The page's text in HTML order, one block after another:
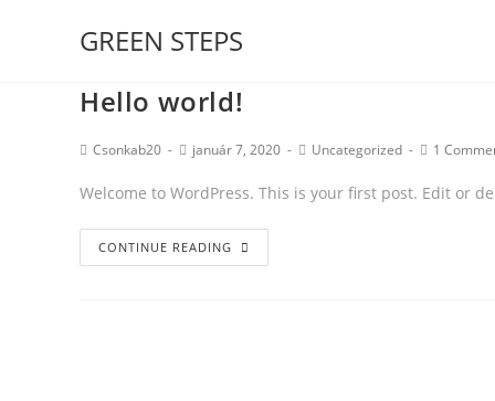
GREEN STEPS
Hello world!
Csonkab20 január 7, 2020 Uncategorized 1
Welcome to WordPress. This is your first post. Edit or
CONTINUE READING